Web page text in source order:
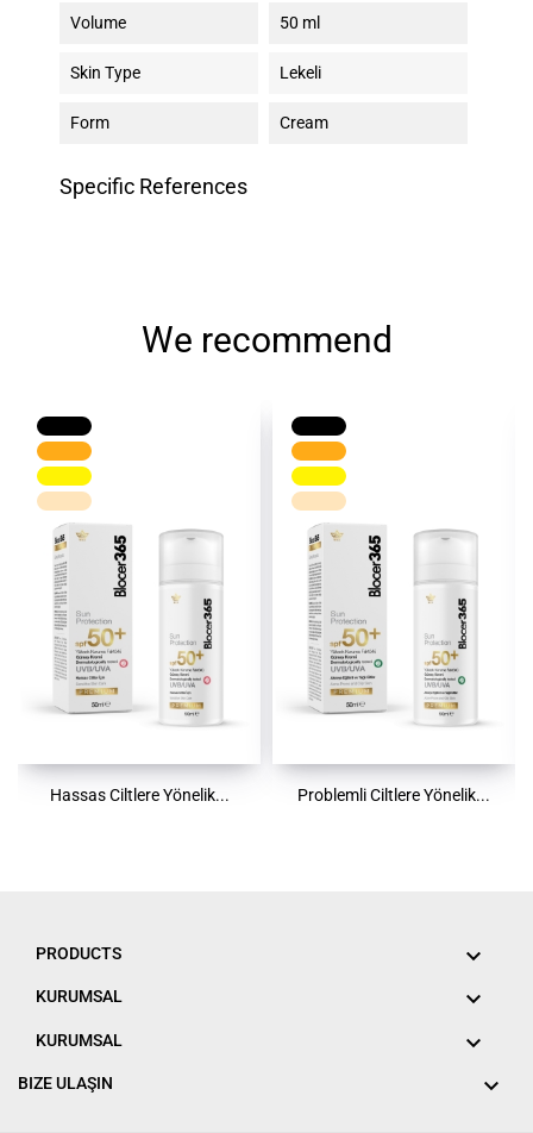
Volume 50 ml
Skin Type Lekeli
Form Cream
Specific References
We recommend
Hassas Ciltlere Yönelik... Problemli Ciltlere Yönelik...
PRODUCTS 
KURUMSAL 
KURUMSAL 
BIZE ULAŞIN 